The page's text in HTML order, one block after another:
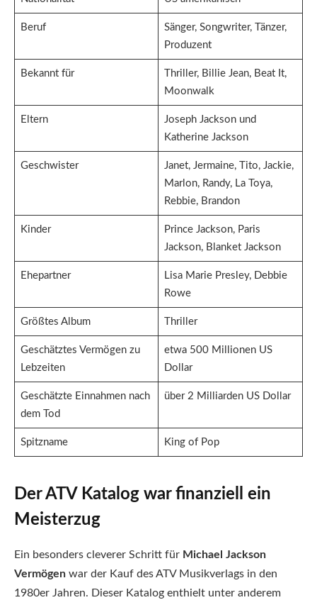
Beruf
Sänger, Songwriter, Tänzer,
Produzent
Bekannt für
Thriller, Billie Jean, Beat It,
Moonwalk
Eltern
Joseph Jackson und
Katherine Jackson
Geschwister
Janet, Jermaine, Tito, Jackie,
Marlon, Randy, La Toya,
Rebbie, Brandon
Kinder
Prince Jackson, Paris
Jackson, Blanket Jackson
Ehepartner
Lisa Marie Presley, Debbie
Rowe
Größtes Album Thriller
Geschätztes Vermögen zu
Lebzeiten
etwa 500 Millionen US
Dollar
Geschätzte Einnahmen nach
dem Tod
über 2 Milliarden US Dollar
Spitzname King of Pop
Der ATV Katalog war finanziell ein
Meisterzug
Ein besonders cleverer Schritt für Michael Jackson
Vermögen war der Kauf des ATV Musikverlags in den
1980er Jahren. Dieser Katalog enthielt unter anderem